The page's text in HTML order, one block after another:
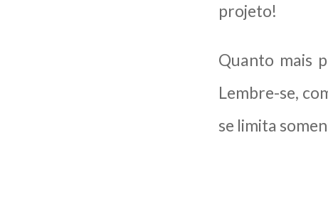
projeto!
Quanto mais
Lembre-se,
se limita